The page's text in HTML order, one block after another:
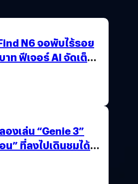
N6 จอพับไร้รอย
ท ฟีเจอร์ AI จัดเต็ม
องเล่น “Genie 3”
น” ที่ลงไปเดินชมได้